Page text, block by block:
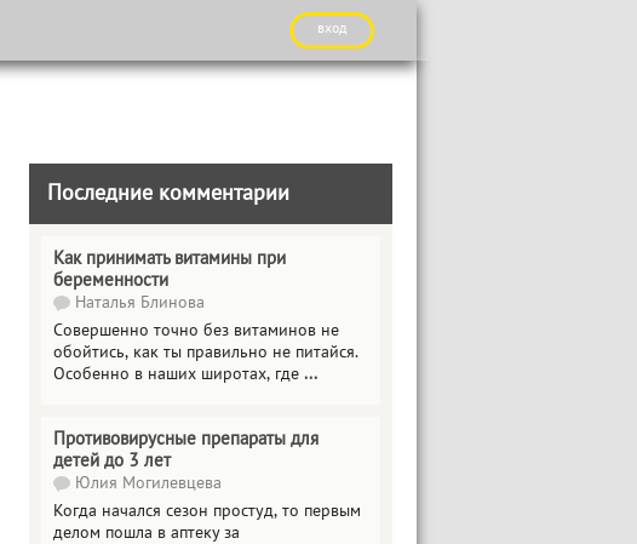
вход
Последние комментарии
Как принимать витамины при
беременности
Наталья Блинова
Совершенно точно без витаминов не
обойтись, как ты правильно не питайся.
Особенно в наших широтах, где ...
Противовирусные препараты для
детей до 3 лет
Юлия Могилевцева
Когда начался сезон простуд, то первым
делом пошла в аптеку за